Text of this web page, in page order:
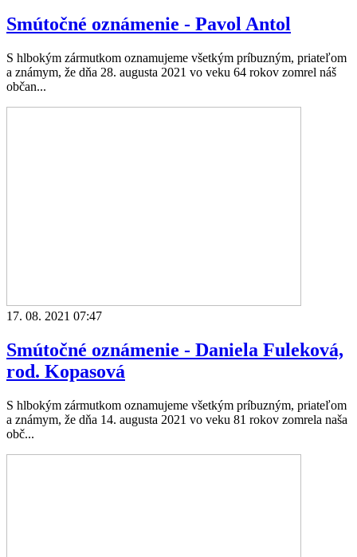
Smútočné oznámenie - Pavol Antol
S hlbokým zármutkom oznamujeme všetkým príbuzným, priateľom
a známym, že dňa 28. augusta 2021 vo veku 64 rokov zomrel náš
občan...
17. 08. 2021 07:47
Smútočné oznámenie - Daniela Fuleková,
rod. Kopasová
S hlbokým zármutkom oznamujeme všetkým príbuzným, priateľom
a známym, že dňa 14. augusta 2021 vo veku 81 rokov zomrela naša
obč...